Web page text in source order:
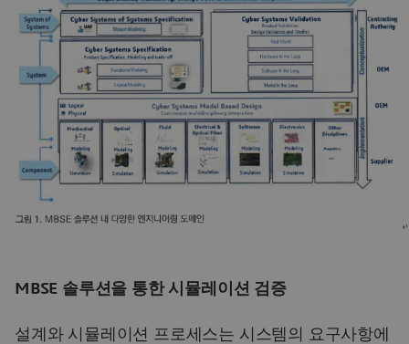
MBSE 솔루션을 통한 시뮬레이션 검증
설계와 시뮬레이션 프로세스는 시스템의 요구사항에